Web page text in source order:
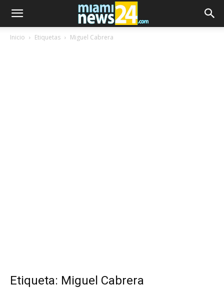
Inicio Etiquetas Miguel Cabrera
Etiqueta: Miguel Cabrera